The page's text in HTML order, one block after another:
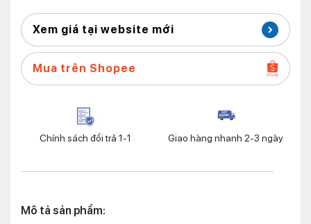
Xem giá tại website mới
Mua trên Shopee
Chính sách đổi trả 1-1 Giao hàng nhanh 2-3 ngày
Mô tả sản phẩm: